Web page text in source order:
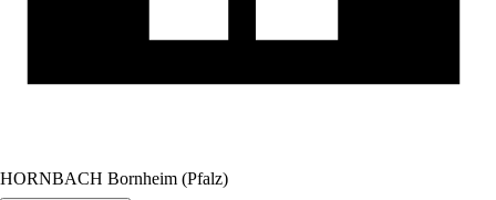
HORNBACH Bornheim (Pfalz)